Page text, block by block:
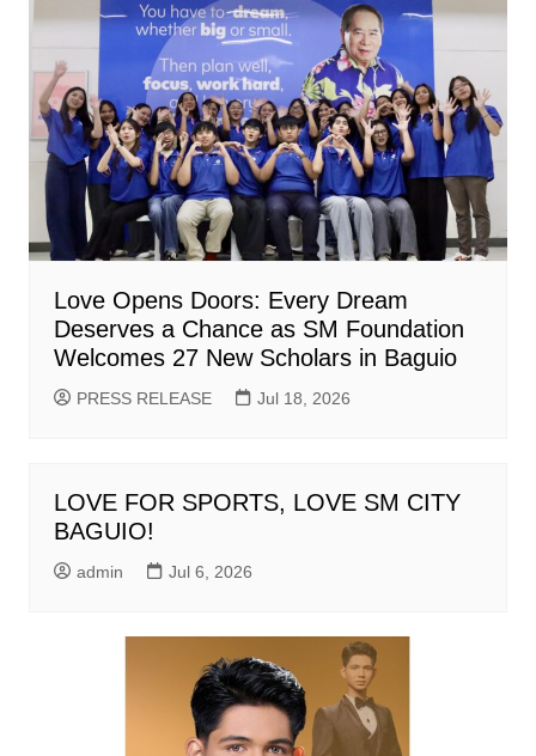
Love Opens Doors: Every Dream
Deserves a Chance as SM Foundation
Welcomes 27 New Scholars in Baguio
PRESS RELEASE Jul 18, 2026
LOVE FOR SPORTS, LOVE SM CITY
BAGUIO!
admin Jul 6, 2026